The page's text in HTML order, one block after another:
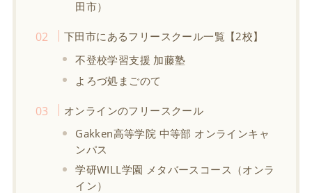
田市）
下田市にあるフリースクール一覧【2校】
不登校学習支援 加藤塾
よろづ処まごのて
オンラインのフリースクール
Gakken高等学院 中等部 オンラインキャ
ンパス
学研WILL学園 メタバースコース（オンラ
イン）